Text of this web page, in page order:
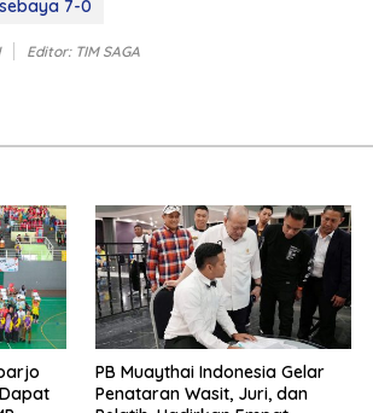
7-0
Editor: TIM SAGA
PB Muaythai Indonesia Gelar
Penataran Wasit, Juri, dan